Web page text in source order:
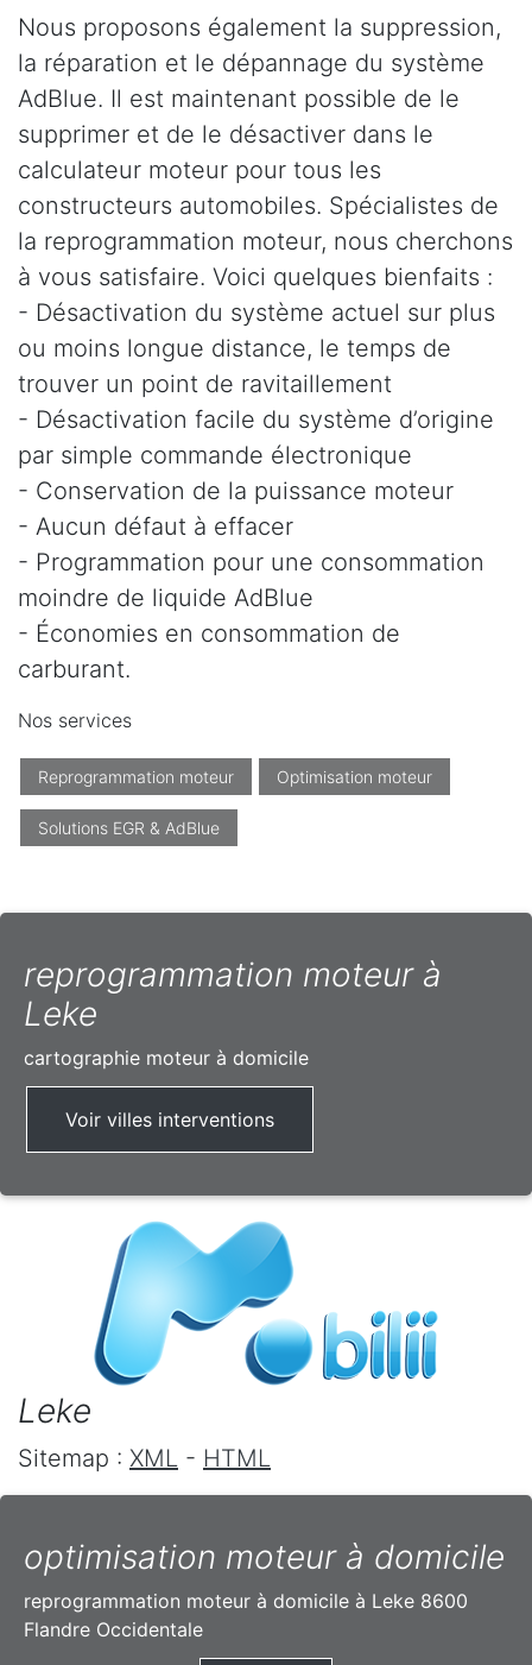
Nous proposons également la suppression,
la réparation et le dépannage du système
AdBlue. Il est maintenant possible de le
supprimer et de le désactiver dans le
calculateur moteur pour tous les
constructeurs automobiles. Spécialistes de
la reprogrammation moteur, nous cherchons
à vous satisfaire. Voici quelques bienfaits :
- Désactivation du système actuel sur plus
ou moins longue distance, le temps de
trouver un point de ravitaillement
- Désactivation facile du système d’origine
par simple commande électronique
- Conservation de la puissance moteur
- Aucun défaut à effacer
- Programmation pour une consommation
moindre de liquide AdBlue
- Économies en consommation de
carburant.
Nos services
Reprogrammation moteur Optimisation moteur
Solutions EGR & AdBlue
reprogrammation moteur à
Leke
cartographie moteur à domicile
Voir villes interventions
Leke
Sitemap : XML - HTML
optimisation moteur à domicile
reprogrammation moteur à domicile à Leke 8600
Flandre Occidentale